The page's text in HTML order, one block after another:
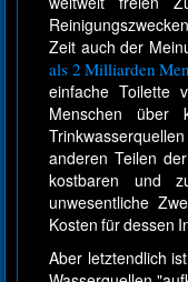
Zeit auch der
als 2 Milliarden
einfache Toilette
Menschen über
anderen Teilen
kostbaren und
unwesentliche
Kosten für dessen
Aber letztendlich